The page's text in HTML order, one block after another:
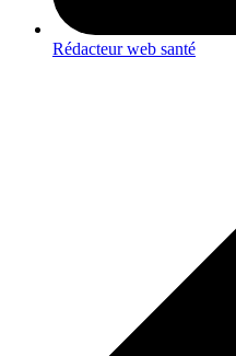
Rédacteur web santé